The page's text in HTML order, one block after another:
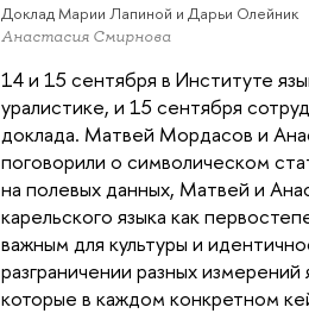
Доклад Марии Лапиной и Дарьи Олейник
Анастасия Смирнова
14 и 15 сентября в Институте
уралистике, и 15 сентября
доклада. Матвей Мордасов и
поговорили о символическом
на полевых данных, Матвей и
карельского языка как
важным для культуры и
разграничении разных
которые в каждом конкретном